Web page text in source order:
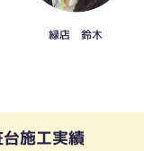
緑店 鈴木
施工実績